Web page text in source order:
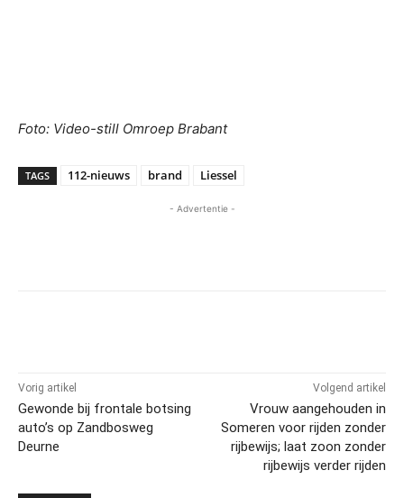
Foto: Video-still Omroep Brabant
TAGS 112-nieuws brand Liessel
- Advertentie -
Vorig artikel
Gewonde bij frontale botsing
auto’s op Zandbosweg
Deurne
Volgend artikel
Vrouw aangehouden in
Someren voor rijden zonder
rijbewijs; laat zoon zonder
rijbewijs verder rijden